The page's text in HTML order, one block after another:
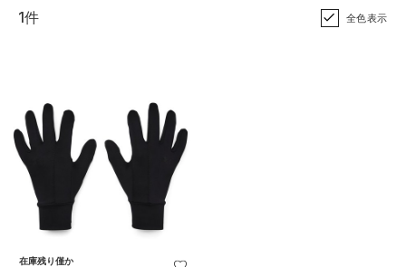
1件 全色表示
在庫残り僅か